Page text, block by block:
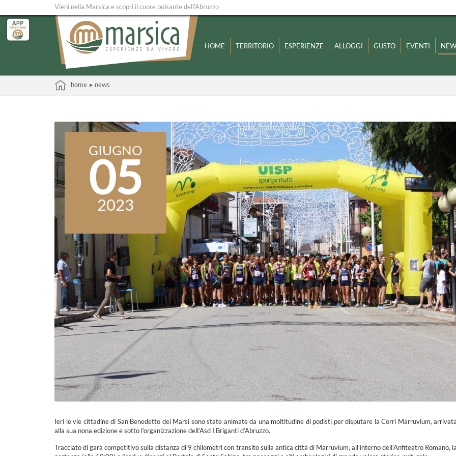
Vieni nella Marsica e scopri il cuore pulsante dell'Abruzzo
HOME TERRITORIO ESPERIENZE ALLOGGI GUSTO EVENTI
home ▸ news
GIUGNO
05
2023
Ieri le vie cittadine di San Benedetto dei Marsi sono state animate da una moltitudine di podisti per disputare la Corri Marruvium,
alla sua nona edizione e sotto l’organizzazione dell’Asd I Briganti d’Abruzzo.
Tracciato di gara competitivo sulla distanza di 9 chilometri con transito sulla antica città di Marruvium, all’interno dell’Anfiteatro Romano,